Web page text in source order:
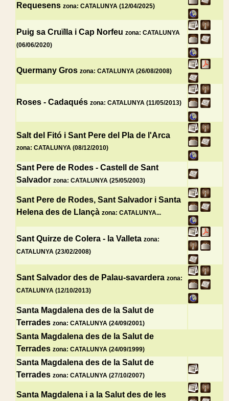
Requesens zona: CATALUNYA (12/04/2025)
Puig sa Cruïlla i Cap Norfeu zona: CATALUNYA
(06/06/2020)
Quermany Gros zona: CATALUNYA (26/08/2008)
Roses - Cadaqués zona: CATALUNYA (11/05/2013)
Salt del Fitó i Sant Pere del Pla de l'Arca
zona: CATALUNYA (08/12/2010)
Sant Pere de Rodes - Castell de Sant
Salvador zona: CATALUNYA (25/05/2003)
Sant Pere de Rodes, Sant Salvador i Santa
Helena des de Llançà zona: CATALUNYA...
Sant Quirze de Colera - la Valleta zona:
CATALUNYA (23/02/2008)
Sant Salvador des de Palau-savardera zona:
CATALUNYA (12/10/2013)
Santa Magdalena des de la Salut de
Terrades zona: CATALUNYA (24/09/2001)
Santa Magdalena des de la Salut de
Terrades zona: CATALUNYA (24/09/1999)
Santa Magdalena des de la Salut de
Terrades zona: CATALUNYA (27/10/2007)
Santa Magdalena i a la Salut des de les